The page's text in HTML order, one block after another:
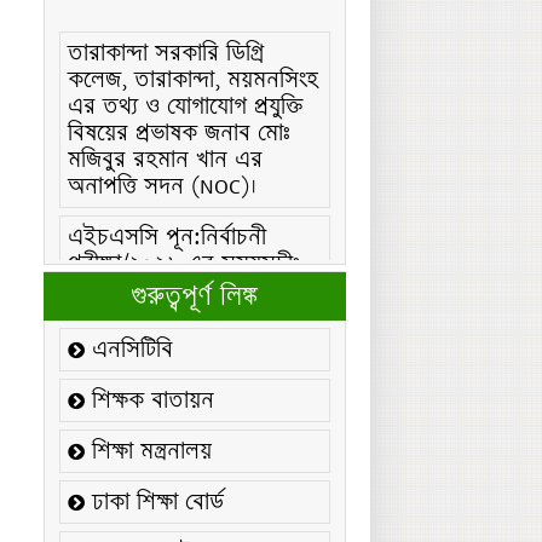
কলেজ, তারাকান্দা, ময়মনসিংহ
এর তথ্য ও যোগাযোগ প্রযুক্তি
বিষয়ের প্রভাষক জনাব মোঃ
মজিবুর রহমান খান এর
অনাপত্তি সদন (NOC)।
এইচএসসি পূন:নির্বাচনী
পরীক্ষা/২০২৬ এর সময়সূচীঃ
এইচএসসি (বিএমটি) ফরম
পূরণ/২০২৬ বিজ্ঞপ্তিঃ
এইচএসসি ফরম/২০২৬ পূরণ
বিজ্ঞপ্তিঃ
২১ ফেব্রুয়ারি/২০২৬ ইং
তারিখে “শহিদ দিবস ও
আন্তর্জাতিক মাতৃভাষা
দিবস-২০২৬ উদযাপন
গুরুত্বপূর্ণ লিঙ্ক
এনসিটিবি
শিক্ষক বাতায়ন
শিক্ষা মন্ত্রনালয়
ঢাকা শিক্ষা বোর্ড